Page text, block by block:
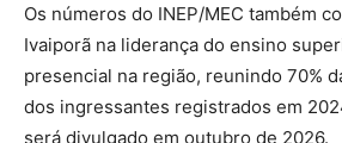
Os números do INEP/MEC também
Ivaiporã na liderança do ensino
presencial na região, reunindo 70%
dos ingressantes registrados em
será divulgado em outubro de 2026.